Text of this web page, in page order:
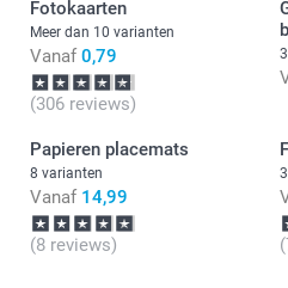
Fotokaarten
Meer dan 10 varianten
Vanaf 0,79
(306 reviews)
Papieren placemats
8 varianten
Vanaf 14,99
(8 reviews)